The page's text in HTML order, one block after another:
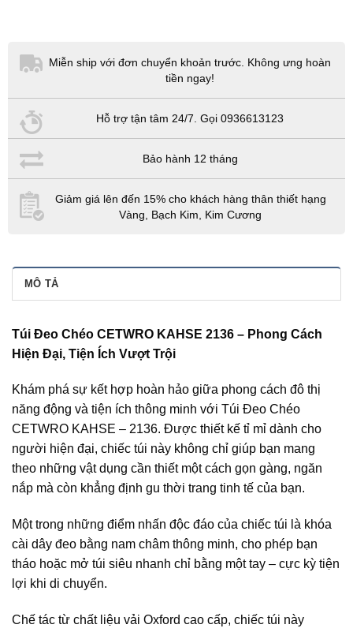
Miễn ship với đơn chuyển khoản trước. Không ưng hoàn
tiền ngay!
Hỗ trợ tận tâm 24/7. Gọi 0936613123
Bảo hành 12 tháng
Giảm giá lên đến 15% cho khách hàng thân thiết hạng
Vàng, Bạch Kim, Kim Cương
MÔ TẢ
Túi Đeo Chéo CETWRO KAHSE 2136 – Phong Cách
Hiện Đại, Tiện Ích Vượt Trội
Khám phá sự kết hợp hoàn hảo giữa phong cách đô thị
năng động và tiện ích thông minh với Túi Đeo Chéo
CETWRO KAHSE – 2136. Được thiết kế tỉ mỉ dành cho
người hiện đại, chiếc túi này không chỉ giúp bạn mang
theo những vật dụng cần thiết một cách gọn gàng, ngăn
nắp mà còn khẳng định gu thời trang tinh tế của bạn.
Một trong những điểm nhấn độc đáo của chiếc túi là khóa
cài dây đeo bằng nam châm thông minh, cho phép bạn
tháo hoặc mở túi siêu nhanh chỉ bằng một tay – cực kỳ tiện
lợi khi di chuyển.
Chế tác từ chất liệu vải Oxford cao cấp, chiếc túi này